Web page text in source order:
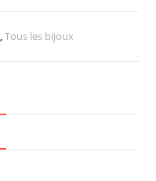
,Tous les bijoux